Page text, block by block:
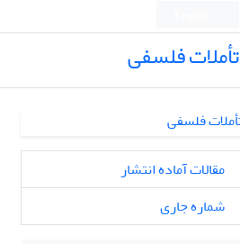
تأملات فلسفی
مقالات آماده انتشار
شماره جاری